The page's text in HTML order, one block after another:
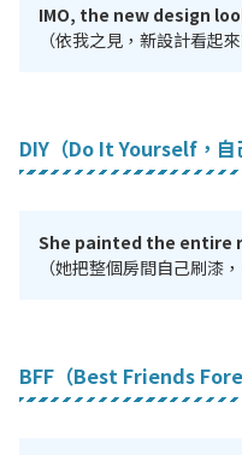
IMO, the new design
（依我之見，新設計看起
DIY（Do It Yourself，自
She painted the entire
（她把整個房間自己刷漆
BFF（Best Friends